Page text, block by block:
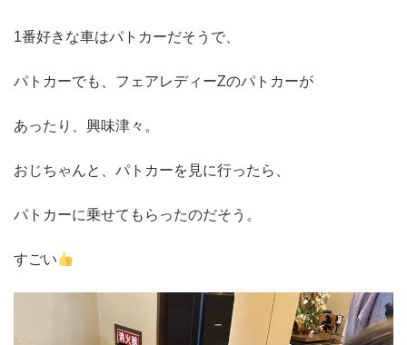
1番好きな車はパトカーだそうで、
パトカーでも、フェアレディーZのパトカーが
あったり、興味津々。
おじちゃんと、パトカーを見に行ったら、
パトカーに乗せてもらったのだそう。
すごい